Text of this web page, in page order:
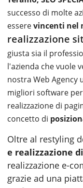
successo di molte
esserevincenti nel
realizzazione
giusta sia il
l'azienda che vuole
nostra Web Agency
migliori software
realizzazione di
concetto di
Oltre al restyling
e realizzazione
realizzazione e-
grazie ad una